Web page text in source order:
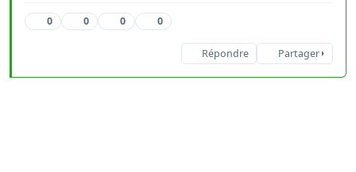
0 0 0 0
Répondre Partager